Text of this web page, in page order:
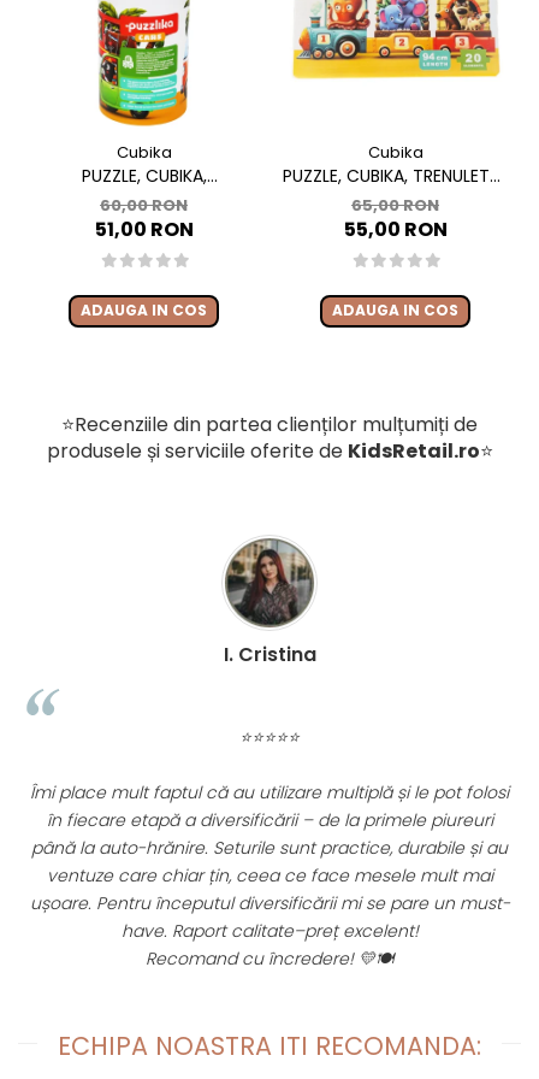
Cubika
PUZZLE, CUBIKA,
"MASINUTELE CU PRIETENI"
60,00 RON
51,00 RON
ADAUGA IN COS
Cubika
PUZZLE, CUBIKA, TRENULETUL
VESEL
65,00 RON
55,00 RON
ADAUGA IN COS
⭐Recenziile din partea clienților mulțumiți de
produsele și serviciile oferite de KidsRetail.ro⭐
I. Cristina
⭐⭐⭐⭐⭐
place mult faptul că au utilizare multiplă și le pot folosi
fiecare etapă a diversificării – de la primele piureuri
la auto-hrănire. Seturile sunt practice, durabile și au
care chiar țin, ceea ce face mesele mult mai
Pentru începutul diversificării mi se pare un must-
have. Raport calitate–preț excelent!
Recomand cu încredere! 💛🍽️
De
avut
ECHIPA NOASTRA ITI RECOMANDA: